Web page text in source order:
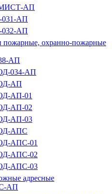
АП
АП
АП
пожарные, охранно-пожарные
АП
034-АП
АП
АП-01
АП-02
АП-03
АПС
АПС-01
АПС-02
АПС-03
адресные
АП